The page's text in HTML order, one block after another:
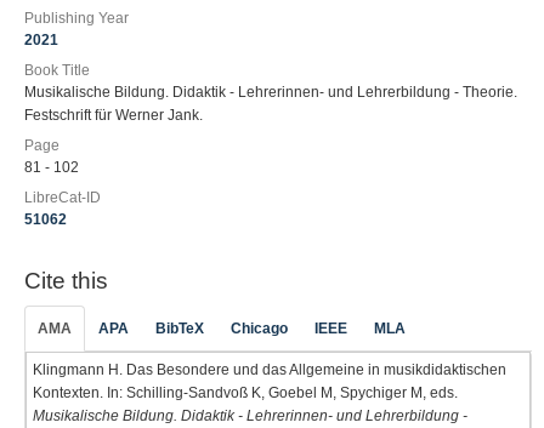
Publishing Year
2021
Book Title
Musikalische Bildung. Didaktik - Lehrerinnen- und Lehrerbildung - Theorie.
Festschrift für Werner Jank.
Page
81 - 102
LibreCat-ID
51062
Cite this
AMA APA BibTeX Chicago IEEE MLA
Klingmann H. Das Besondere und das Allgemeine in musikdidaktischen
Kontexten. In: Schilling-Sandvoß K, Goebel M, Spychiger M, eds.
Musikalische Bildung. Didaktik - Lehrerinnen- und Lehrerbildung -